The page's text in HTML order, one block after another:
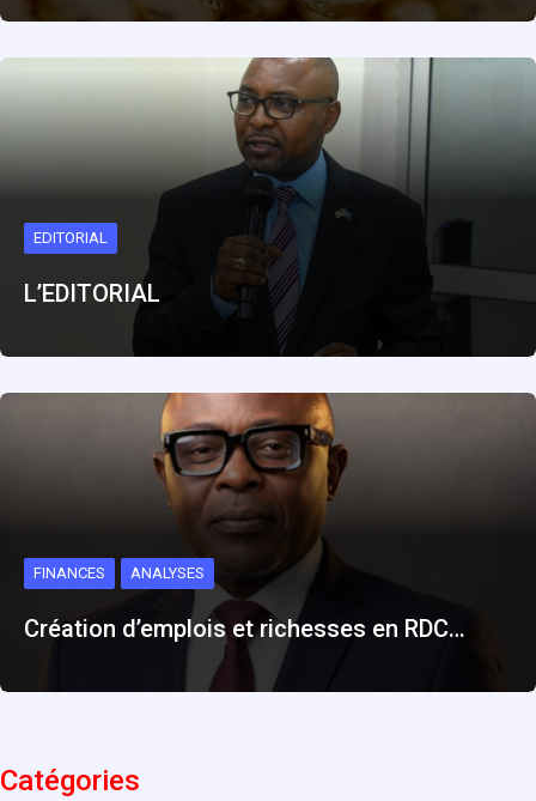
EDITORIAL
L’EDITORIAL
FINANCES ANALYSES
Création d’emplois et richesses en RDC…
Catégories